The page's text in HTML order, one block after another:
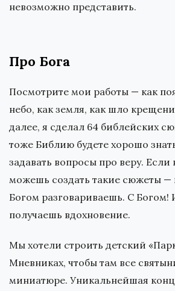
невозможно представить.
Про Бога
Посмотрите мои работы — как
небо, как земля, как шло
далее, я сделал 64 библейских
тоже Библию будете хорошо
задавать вопросы про веру. Если
можешь создать такие сюжеты —
Богом разговариваешь. С Богом!
получаешь вдохновение.
Мы хотели строить детский
Мневниках, чтобы там все
миниатюре. Уникальнейшая